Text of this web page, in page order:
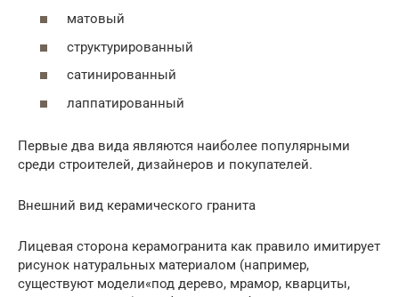
матовый
структурированный
сатинированный
лаппатированный
Первые два вида являются наиболее популярными
среди строителей, дизайнеров и покупателей.
Внешний вид керамического гранита
Лицевая сторона керамогранита как правило имитирует
рисунок натуральных материалом (например,
существуют модели«под дерево, мрамор, кварциты,